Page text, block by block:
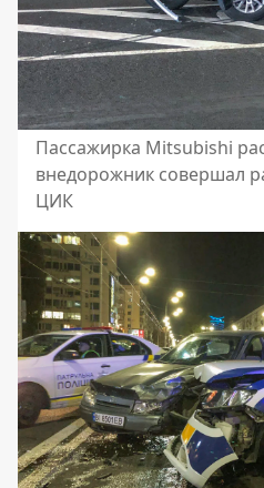
Пассажирка Mitsubishi
внедорожник совершал
ЦИК